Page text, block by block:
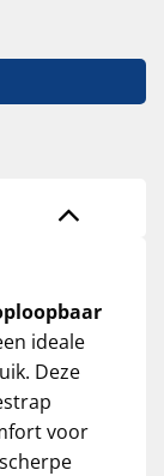
ideale
Deze
voor